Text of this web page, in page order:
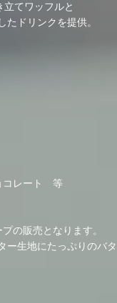
立てワッフルと
ドリンクを提供。
コレート 等
の販売となります。
ー生地にたっぷりのバ